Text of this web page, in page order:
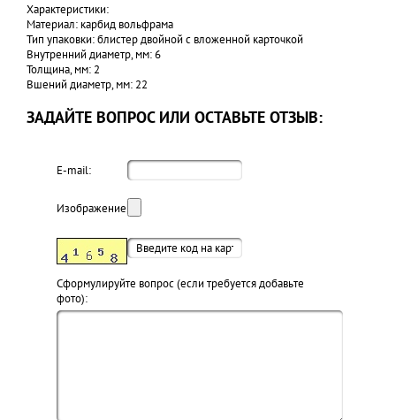
Характеристики:
Материал: карбид вольфрама
Тип упаковки: блистер двойной с вложенной карточкой
Внутренний диаметр, мм: 6
Толщина, мм: 2
Вшений диаметр, мм: 22
ЗАДАЙТЕ ВОПРОС ИЛИ ОСТАВЬТЕ ОТЗЫВ:
E-mail:
Изображение:
Cформулируйте вопрос (если требуется добавьте
фото):